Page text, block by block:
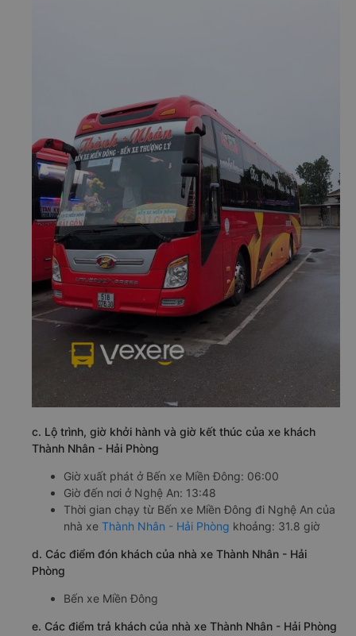
c. Lộ trình, giờ khởi hành và giờ kết thúc của xe khách
Thành Nhân - Hải Phòng
Giờ xuất phát ở Bến xe Miền Đông: 06:00
Giờ đến nơi ở Nghệ An: 13:48
Thời gian chạy từ Bến xe Miền Đông đi Nghệ An của
nhà xe Thành Nhân - Hải Phòng khoảng: 31.8 giờ
d. Các điểm đón khách của nhà xe Thành Nhân - Hải
Phòng
Bến xe Miền Đông
e. Các điểm trả khách của nhà xe Thành Nhân - Hải Phòng